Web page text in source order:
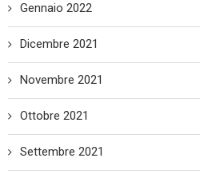
Gennaio 2022
Dicembre 2021
Novembre 2021
Ottobre 2021
Settembre 2021